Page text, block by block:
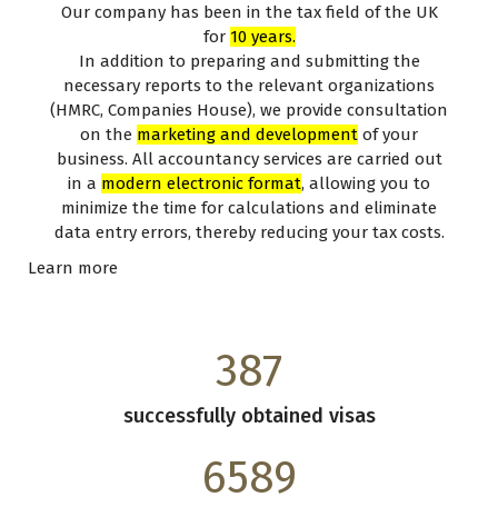
Our company has been in the tax field of the UK
for 10years.
In addition to preparing and submitting the
necessary reports to the relevant organizations
(HMRC, Companies House), we provide consultation
on the marketing and development of your
business. All accountancy services are carried out
in a modern electronic format, allowing you to
minimize the time for calculations and eliminate
data entry errors, thereby reducing your tax costs.
Learn more
387
successfully obtained visas
6589